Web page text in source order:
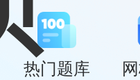
热门题库